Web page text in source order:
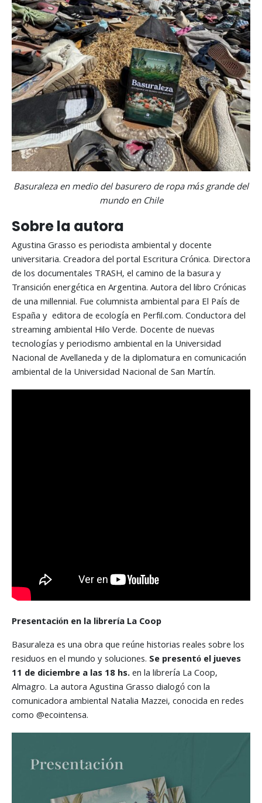
Basuraleza en medio del basurero de ropa más grande del
mundo en Chile
Sobre la autora
Agustina Grasso es periodista ambiental y docente
universitaria. Creadora del portal Escritura Crónica. Directora
de los documentales TRASH, el camino de la basura y
Transición energética en Argentina. Autora del libro Crónicas
de una millennial. Fue columnista ambiental para El País de
España y editora de ecología en Perfil.com. Conductora del
streaming ambiental Hilo Verde. Docente de nuevas
tecnologías y periodismo ambiental en la Universidad
Nacional de Avellaneda y de la diplomatura en comunicación
ambiental de la Universidad Nacional de San Martín.
Presentación en la librería La Coop
Basuraleza es una obra que reúne historias reales sobre los
residuos en el mundo y soluciones. Se presentó el jueves
11 de diciembre a las 18 hs.en la librería La Coop,
Almagro. La autora Agustina Grasso dialogó con la
comunicadora ambiental Natalia Mazzei, conocida en redes
como @ecointensa.